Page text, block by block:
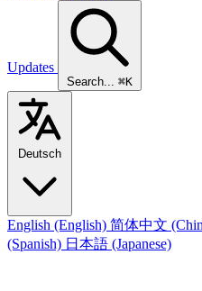
Updates
Search... ⌘K
Deutsch
English (English) 简体中文
(Spanish) 日本語 (Japanese)